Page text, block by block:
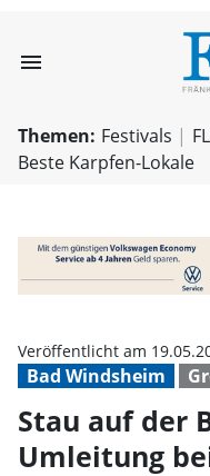
menu
Themen: Festivals
Beste Karpfen-Lokale
Bad Windsheim
Veröffentlicht am
Stau auf der
Umleitung